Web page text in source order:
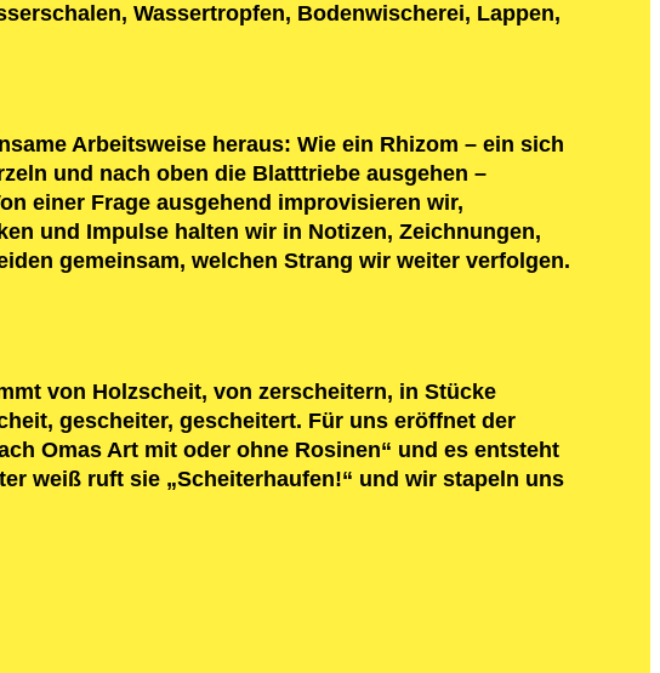
Wassertropfen, Bodenwischerei, Lappen,
Arbeitsweise heraus: Wie ein Rhizom – ein sich
und nach oben die Blatttriebe ausgehen –
einer Frage ausgehend improvisieren wir,
und Impulse halten wir in Notizen, Zeichnungen,
gemeinsam, welchen Strang wir weiter verfolgen.
von Holzscheit, von zerscheitern, in Stücke
gescheiter, gescheitert. Für uns eröffnet der
Omas Art mit oder ohne Rosinen“ und es entsteht
weiß ruft sie „Scheiterhaufen!“ und wir stapeln uns